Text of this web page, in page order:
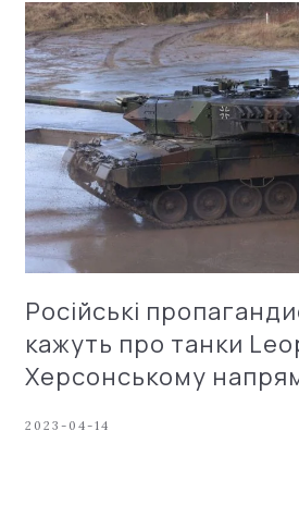
Російські
кажуть про танки
Херсонському
2023-04-14